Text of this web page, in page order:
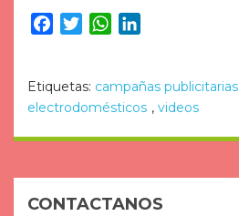
Facebook
TwitterWhatsApp
Etiquetas: campañas publicitarias
electrodomésticos , videos
CONTACTANOS